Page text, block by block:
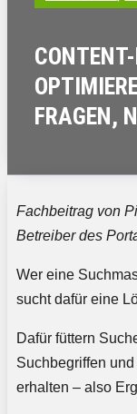
FRAGEN,
Fachbeitrag von
Betreiber des
Wer eine
sucht dafür eine
Dafür füttern
Suchbegriffen
erhalten – also